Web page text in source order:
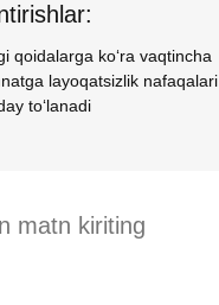
qoidalarga koʻra vaqtincha
layoqatsizlik nafaqalari
toʻlanadi